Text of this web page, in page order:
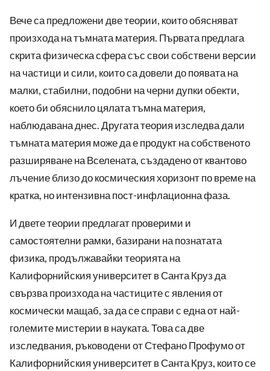
Вече са предложени две теории, които обясняват
произхода на тъмната материя. Първата предлага
скрита физическа сфера със свои собствени версии
на частици и сили, които са довели до появата на
малки, стабилни, подобни на черни дупки обекти,
което би обяснило цялата тъмна материя,
наблюдавана днес. Другата теория изследва дали
тъмната материя може да е продукт на собственото
разширяване на Вселената, създадено от квантово
лъчение близо до космическия хоризонт по време на
кратка, но интензивна пост-инфлационна фаза.
И двете теории предлагат проверими и
самостоятелни рамки, базирани на познатата
физика, продължавайки теорията на
Калифорнийския университет в Санта Круз да
свързва произхода на частиците с явления от
космически мащаб, за да се справи с една от най-
големите мистерии в науката. Това са две
изследвания, ръководени от Стефано Профумо от
Калифорнийския университет в Санта Круз, които се